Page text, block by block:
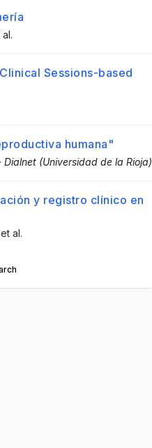
al.
Sessions-based
humana"
· Dialnet (Universidad de la Rioja)
y registro clínico en
, et al.